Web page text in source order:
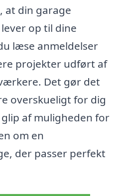
at din garage
op til dine
læse anmeldelser
projekter udført af
Det gør det
overskueligt for dig
af muligheden for
om en
der passer perfekt